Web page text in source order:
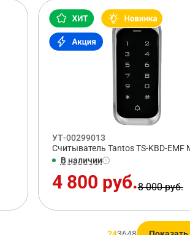
УТ-00299013
Считыватель Tantos TS-KBD-EMF
В наличии
4 800 руб.8 000 руб.